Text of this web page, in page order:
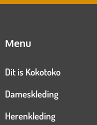
Menu
Dit is Kokotoko
Dameskleding
Herenkleding